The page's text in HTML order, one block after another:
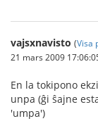
vajsxnavisto (Visa
21 mars 2009
En la tokipono
unpa (ĝi ŝajne
'umpa')